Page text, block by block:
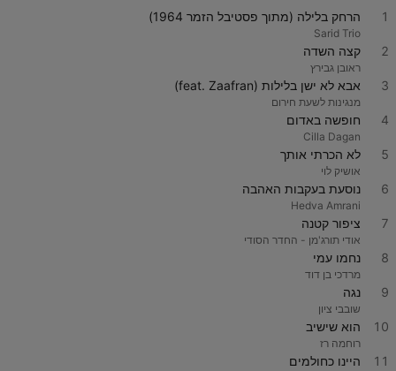
1 הרחק בלילה (מתוך פסטיבל הזמר 1964)
Sarid Trio
2 קצה השדה
ראובן גבירץ
3 אבא לא ישן בלילות (feat. Zaafran)
מנגינות לשעת חירום
4 חופשה באדום
Cilla Dagan
5 לא הכרתי אותך
אושיק לוי
6 נוסעת בעקבות האהבה
Hedva Amrani
7 ציפור קטנה
אודי תורג'מן - החדר הסודי
8 נחמו עמי
מרדכי בן דוד
9 נגה
שובבי ציון
10 הוא שישיב
רוחמה רז
11 היינו כחולמים